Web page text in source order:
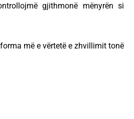
gjithmonë mënyrën si
më e vërtetë e zhvillimit tonë